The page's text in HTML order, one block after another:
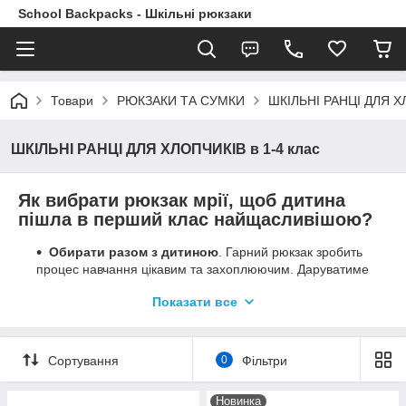
School Backpacks - Шкільні рюкзаки
Товари РЮКЗАКИ ТА СУМКИ ШКІЛЬНІ РАНЦІ ДЛЯ
ШКІЛЬНІ РАНЦІ ДЛЯ ХЛОПЧИКІВ в 1-4 клас
Як вибрати рюкзак мрії, щоб дитина
пішла в перший клас найщасливішою?
Обирати разом з дитиною . Гарний рюкзак зробить
процес навчання цікавим та захоплюючим. Даруватиме
почувається впевнено, вона легше встановлює
Вибір красивого рюкзака сприятиме розвитку
естетичних смаків дитини та її творчих здібностей.
Якщо дати дитині можливість зробити вибір самостійно,
Показати все
Сортування 0 Фільтри
Новинка